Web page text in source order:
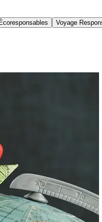
Voyage